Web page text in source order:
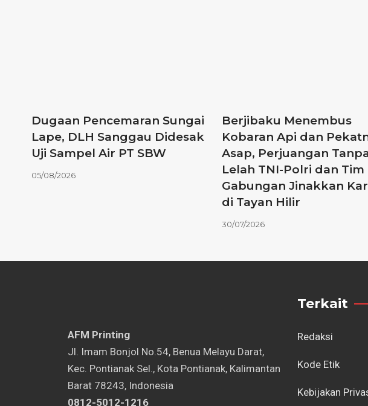
Dugaan Pencemaran Sungai
Lape, DLH Sanggau Didesak
Uji Sampel Air PT SBW
05/08/2026
Berjibaku Menembus
Kobaran Api dan
Asap, Perjuangan
Lelah TNI-Polri dan Tim
Gabungan Jinakkan
di Tayan Hilir
30/07/2026
AFM Printing
⁠Jl. Imam Bonjol No.54, Benua Melayu Darat,
Kec. Pontianak Sel., Kota Pontianak, Kalimantan
Barat 78243, Indonesia
0812-5012-1216
Terkait
Redaksi
Kode Etik
Kebijakan